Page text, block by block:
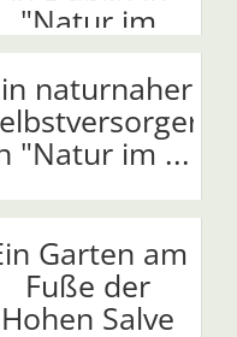
"Natur im
Garten"
naturnaher
"Natur im ...
Garten am
Fuße der
Hohen Salve